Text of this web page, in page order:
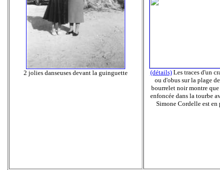
2 jolies danseuses devant la guinguette (détails)Les traces d'un
ou d'obus sur la plage
bourrelet noir montre que
enfoncée dans la tourbe
Simone Cordelle est en